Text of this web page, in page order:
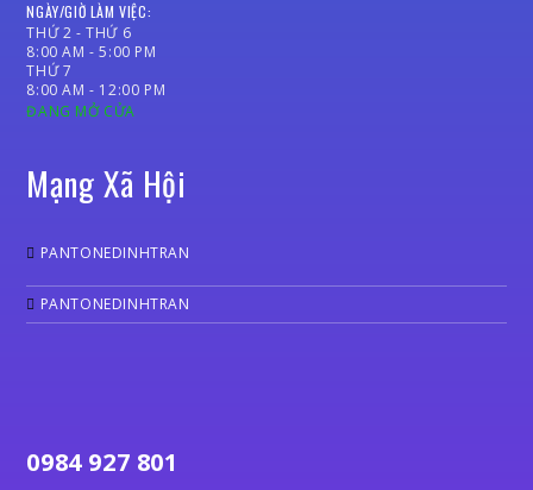
NGÀY/GIỜ LÀM VIỆC:
THỨ 2 - THỨ 6
8:00 AM - 5:00 PM
THỨ 7
8:00 AM - 12:00 PM
ĐANG MỞ CỬA
Mạng Xã Hội
PANTONEDINHTRAN
PANTONEDINHTRAN
0984 927 801